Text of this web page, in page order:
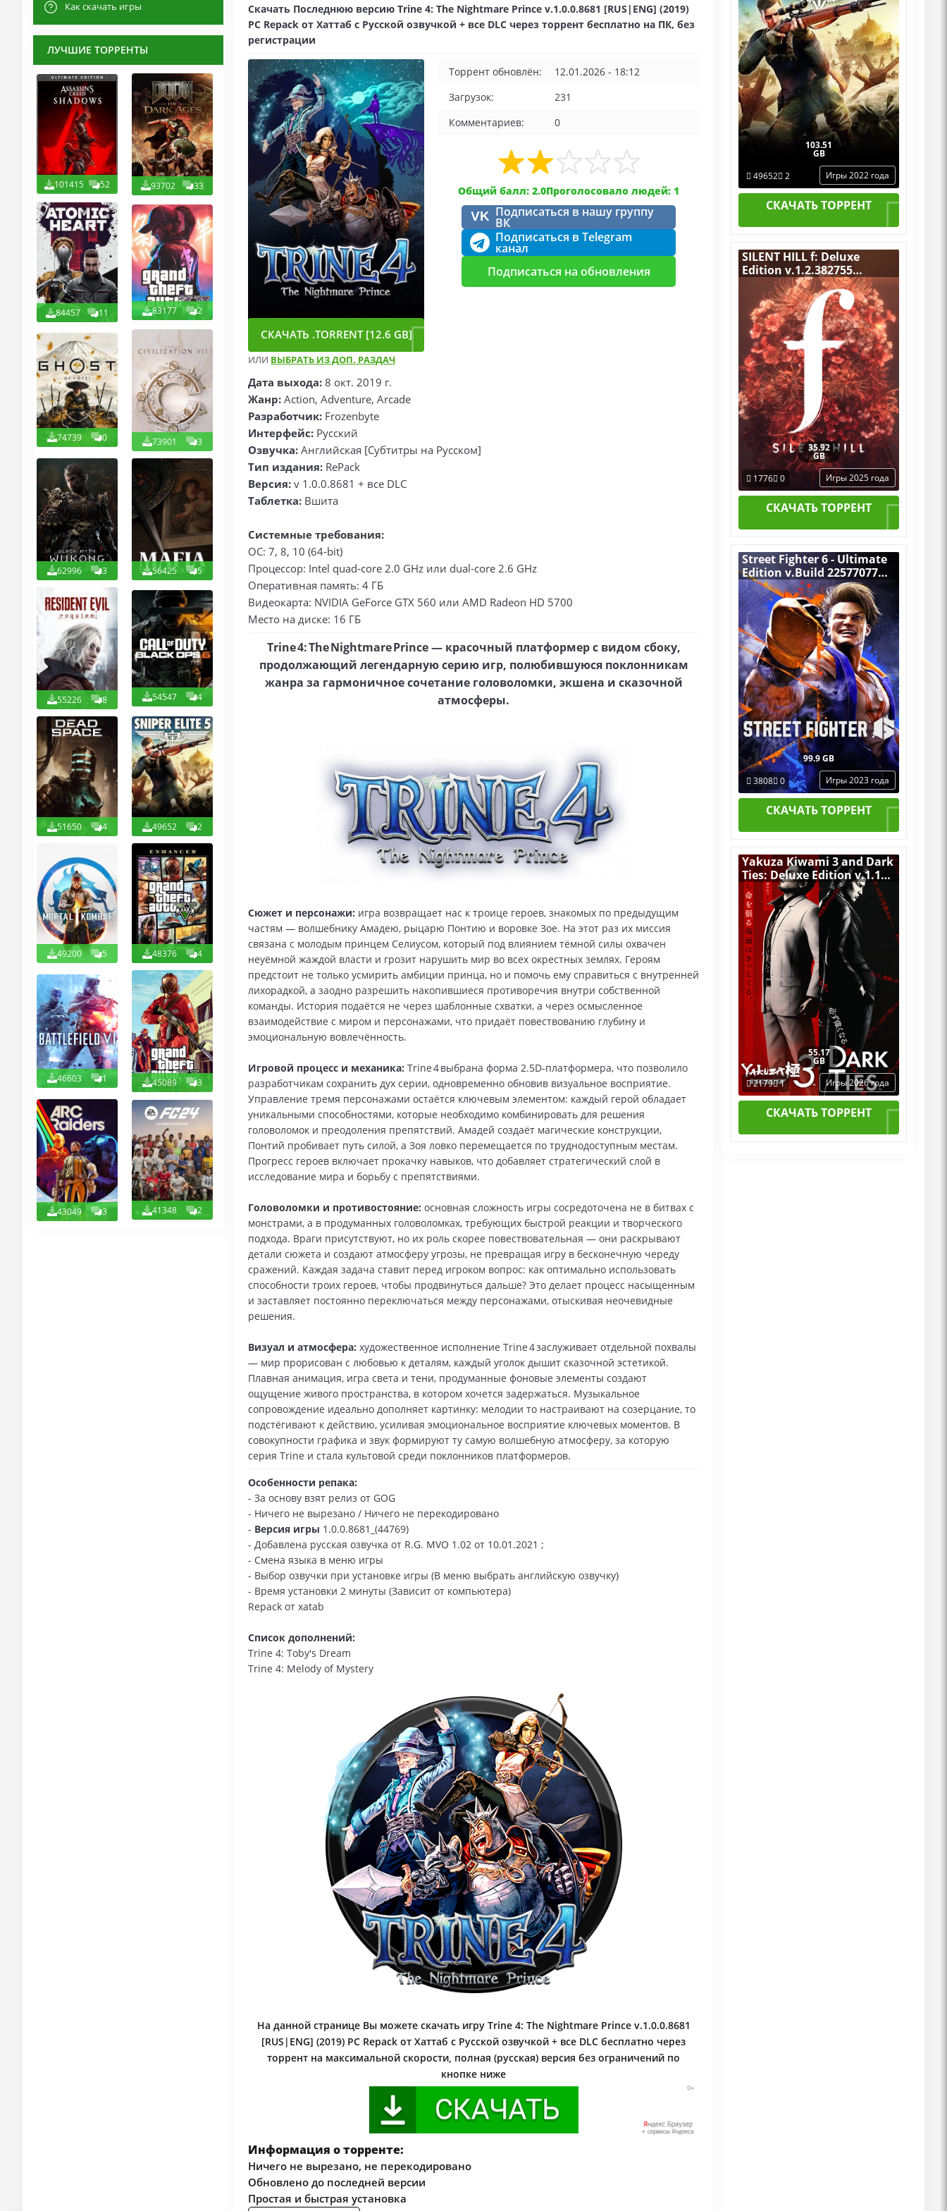
Как скачать игры
ЛУЧШИЕ ТОРРЕНТЫ
101415 52 93702 33
84457 11 83177 2
74739 0 73901 3
62996 3 56425 5
55226 8 54547 4
51650 4 49652 2
49200 5 48376 4
46603 1 45089 3
43049 3 41348 2
Скачать Последнюю версию Trine 4: The Nightmare Prince v.1.0.0.8681 [RUS|ENG] (2019)
PC Repack от Хаттаб c Русской озвучкой + все DLC через торрент бесплатно на ПК, без
регистрации
СКАЧАТЬ .TORRENT [12.6 GB]
ИЛИ ВЫБРАТЬ ИЗ ДОП. РАЗДАЧ
Торрент обновлён:
12.01.2026 - 18:12
Загрузок:
231
Комментариев:
0
Общий балл: 2.0Проголосовало людей: 1
VK Подписаться в нашу группу
ВК
Подписаться в Telegram
канал
Подписаться на обновления
Дата выхода: 8 окт. 2019 г.
Жанр: Action, Adventure, Arcade
Разработчик: Frozenbyte
Интерфейс: Русский
Озвучка: Английская [Субтитры на Русском]
Тип издания: RePack
Версия: v 1.0.0.8681 + все DLC
Таблетка: Вшита
Системные требования:
ОС: 7, 8, 10 (64-bit)
Процессор: Intel quad-core 2.0 GHz или dual-core 2.6 GHz
Оперативная память: 4 ГБ
Видеокарта: NVIDIA GeForce GTX 560 или AMD Radeon HD 5700
Место на диске: 16 ГБ
Trine 4: The Nightmare Prince — красочный платформер с видом сбоку,
продолжающий легендарную серию игр, полюбившуюся поклонникам
жанра за гармоничное сочетание головоломки, экшена и сказочной
атмосферы.
Сюжет и персонажи: игра возвращает нас к троице героев, знакомых по предыдущим
частям — волшебнику Амадею, рыцарю Понтию и воровке Зое. На этот раз их миссия
связана с молодым принцем Селиусом, который под влиянием тёмной силы охвачен
неуёмной жаждой власти и грозит нарушить мир во всех окрестных землях. Героям
предстоит не только усмирить амбиции принца, но и помочь ему справиться с внутренней
лихорадкой, а заодно разрешить накопившиеся противоречия внутри собственной
команды. История подаётся не через шаблонные схватки, а через осмысленное
взаимодействие с миром и персонажами, что придаёт повествованию глубину и
эмоциональную вовлечённость.
Игровой процесс и механика: Trine 4 выбрана форма 2.5D‑платформера, что позволило
разработчикам сохранить дух серии, одновременно обновив визуальное восприятие.
Управление тремя персонажами остаётся ключевым элементом: каждый герой обладает
уникальными способностями, которые необходимо комбинировать для решения
головоломок и преодоления препятствий. Амадей создаёт магические конструкции,
Понтий пробивает путь силой, а Зоя ловко перемещается по труднодоступным местам.
Прогресс героев включает прокачку навыков, что добавляет стратегический слой в
исследование мира и борьбу с препятствиями.
Головоломки и противостояние: основная сложность игры сосредоточена не в битвах с
монстрами, а в продуманных головоломках, требующих быстрой реакции и творческого
подхода. Враги присутствуют, но их роль скорее повествовательная — они раскрывают
детали сюжета и создают атмосферу угрозы, не превращая игру в бесконечную череду
сражений. Каждая задача ставит перед игроком вопрос: как оптимально использовать
способности троих героев, чтобы продвинуться дальше? Это делает процесс насыщенным
и заставляет постоянно переключаться между персонажами, отыскивая неочевидные
решения.
Визуал и атмосфера: художественное исполнение Trine 4 заслуживает отдельной похвалы
— мир прорисован с любовью к деталям, каждый уголок дышит сказочной эстетикой.
Плавная анимация, игра света и тени, продуманные фоновые элементы создают
ощущение живого пространства, в котором хочется задержаться. Музыкальное
сопровождение идеально дополняет картинку: мелодии то настраивают на созерцание, то
подстёгивают к действию, усиливая эмоциональное восприятие ключевых моментов. В
совокупности графика и звук формируют ту самую волшебную атмосферу, за которую
серия Trine и стала культовой среди поклонников платформеров.
Особенности репака:
- За основу взят релиз от GOG
- Ничего не вырезано / Ничего не перекодировано
- Версия игры 1.0.0.8681_(44769)
- Добавлена русская озвучка от R.G. MVO 1.02 от 10.01.2021 ;
- Смена языка в меню игры
- Выбор озвучки при установке игры (В меню выбрать английскую озвучку)
- Время установки 2 минуты (Зависит от компьютера)
Repack от xatab
Список дополнений:
Trine 4: Toby's Dream
Trine 4: Melody of Mystery
На данной странице Вы можете скачать игру Trine 4: The Nightmare Prince v.1.0.0.8681
[RUS|ENG] (2019) PC Repack от Хаттаб c Русской озвучкой + все DLC бесплатно через
торрент на максимальной скорости, полная (русская) версия без ограничений по
кнопке ниже
Информация о торренте:
Ничего не вырезано, не перекодировано
Обновлено до последней версии
Простая и быстрая установка
Дополнениями
103.51
GB
49652 2 Игры 2022 года
СКАЧАТЬ ТОРРЕНТ
SILENT HILL f: Deluxe
Edition v.1.2.382755
[RUS|ENG] (2025) PC
RePack от Wanterlude со
всеми DLC
35.92
GB
1776 0 Игры 2025 года
СКАЧАТЬ ТОРРЕНТ
Street Fighter 6 - Ultimate
Edition v.Build 22577077
[RUS|ENG] (2023) PC
Пиратка Portable + All
DLCs
99.9 GB
3808 0 Игры 2023 года
СКАЧАТЬ ТОРРЕНТ
Yakuza Kiwami 3 and Dark
Ties: Deluxe Edition v.1.13
(Build 21991519) [RUS|ENG]
(2026) PC Пиратка
Portable + All DLCs
55.17
GB
2179 1 Игры 2026 года
СКАЧАТЬ ТОРРЕНТ